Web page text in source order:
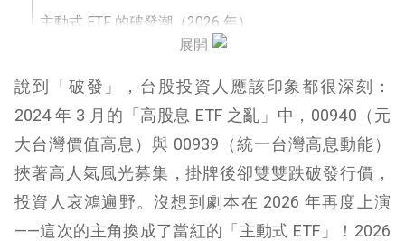
主動式 ETF 的破發潮（2026 年）
展開
說到「破發」，台股投資人應該印象都很深刻：
2024 年 3 月的「高股息 ETF 之亂」中，00940（元
大台灣價值高息）與 00939（統一台灣高息動能）
挾著高人氣風光募集，掛牌後卻雙雙跌破發行價，
投資人哀鴻遍野。沒想到劇本在 2026 年再度上演
——這次的主角換成了當紅的「主動式 ETF」！2026